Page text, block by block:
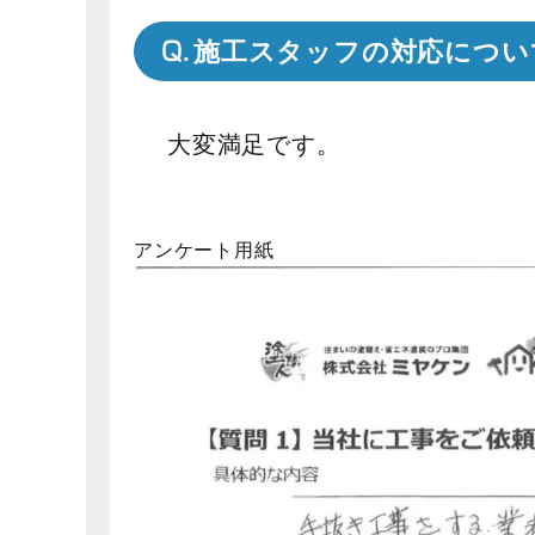
施工スタッフの対応につ
大変満足です。
アンケート用紙